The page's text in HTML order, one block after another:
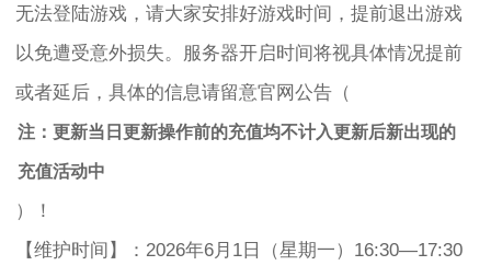
无法登陆游戏，请大家安排好游戏时间，提前退出游戏
以免遭受意外损失。服务器开启时间将视具体情况提前
或者延后，具体的信息请留意官网公告（
注：更新当日更新操作前的充值均不计入更新后新出现的
充值活动中
）！
【维护时间】：2026年6月1日（星期一）16:30—17:30